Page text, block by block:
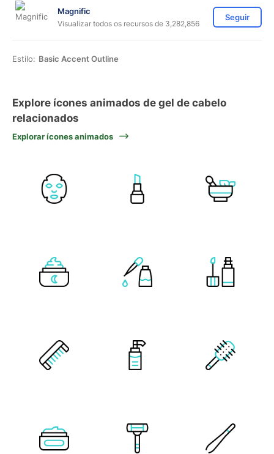
Magnific
Visualizar todos os recursos de 3,282,856
Seguir
Estilo: Basic Accent Outline
Explore ícones animados de gel de cabelo
relacionados
Explorar ícones animados